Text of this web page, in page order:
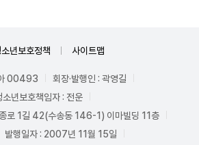
년보호정책 사이트맵
아 00493
회장·발행인 : 곽영길
소년보호책임자 : 전운
로 1길 42(수송동 146-1) 이마빌딩 11층
발행일자 : 2007년 11월 15일